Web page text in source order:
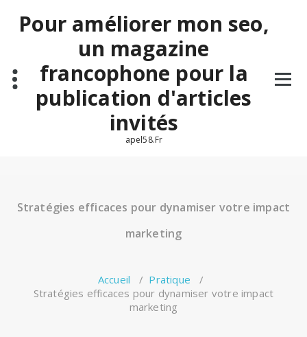
contenuPour améliorer mon seo,
un magazine
francophone pour la
publication d'articles
invités
apel58.Fr
Stratégies efficaces pour dynamiser votre impact
marketing
Accueil / Pratique /
Stratégies efficaces pour dynamiser votre impact
marketing